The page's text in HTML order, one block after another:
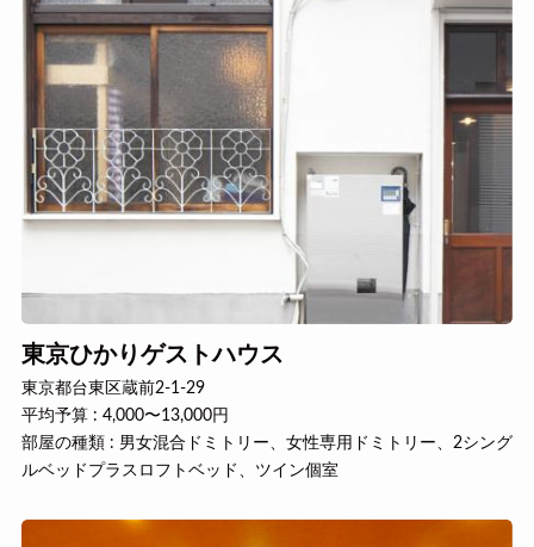
東京ひかりゲストハウス
東京都台東区蔵前2-1-29
平均予算 : 4,000〜13,000円
部屋の種類 : 男女混合ドミトリー、女性専用ドミトリー、2シング
ルベッドプラスロフトベッド、ツイン個室